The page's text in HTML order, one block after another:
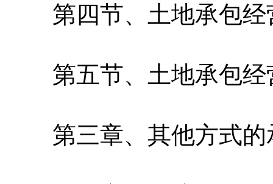
第四节、土地承包经
第五节、土地承包经
第三章、其他方式的